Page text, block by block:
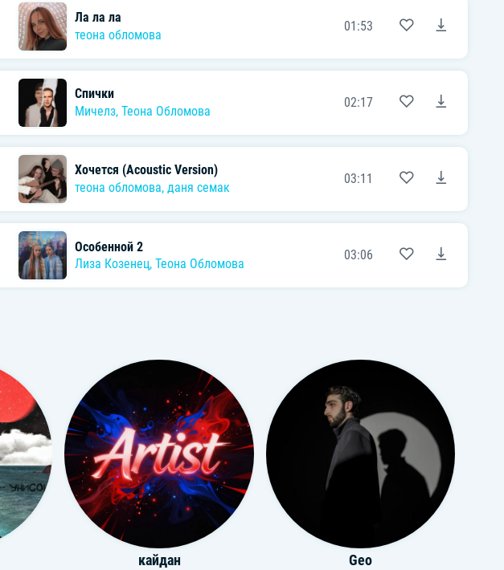
Ла ла ла
теона обломова
01:53
Спички
Мичелз, Теона Обломова
02:17
Хочется (Acoustic Version)
теона обломова, даня семак
03:11
Особенной 2
Лиза Козенец, Теона Обломова
03:06
кайдан Geo